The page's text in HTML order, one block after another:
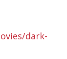
dark-